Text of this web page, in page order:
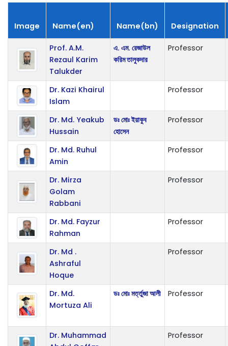
Image Name(en) Name(bn) Designation
Prof. A.M.
Rezaul Karim
Talukder
এ. এম. রেজাউল
করিম তালুকদার
Professor
Dr. Kazi Khairul
Islam
Professor
Dr. Md. Yeakub
Hussain
ডঃ মোঃ ইয়াকুব
হোসেন
Professor
Dr. Md. Ruhul
Amin
Professor
Dr. Mirza
Golam
Rabbani
Professor
Dr. Md. Fayzur
Rahman
Professor
Dr. Md .
Ashraful
Hoque
Professor
Dr. Md.
Mortuza Ali
ডঃ মোঃ মর্ত্তুজা আলী Professor
Dr. Muhammad
Professor